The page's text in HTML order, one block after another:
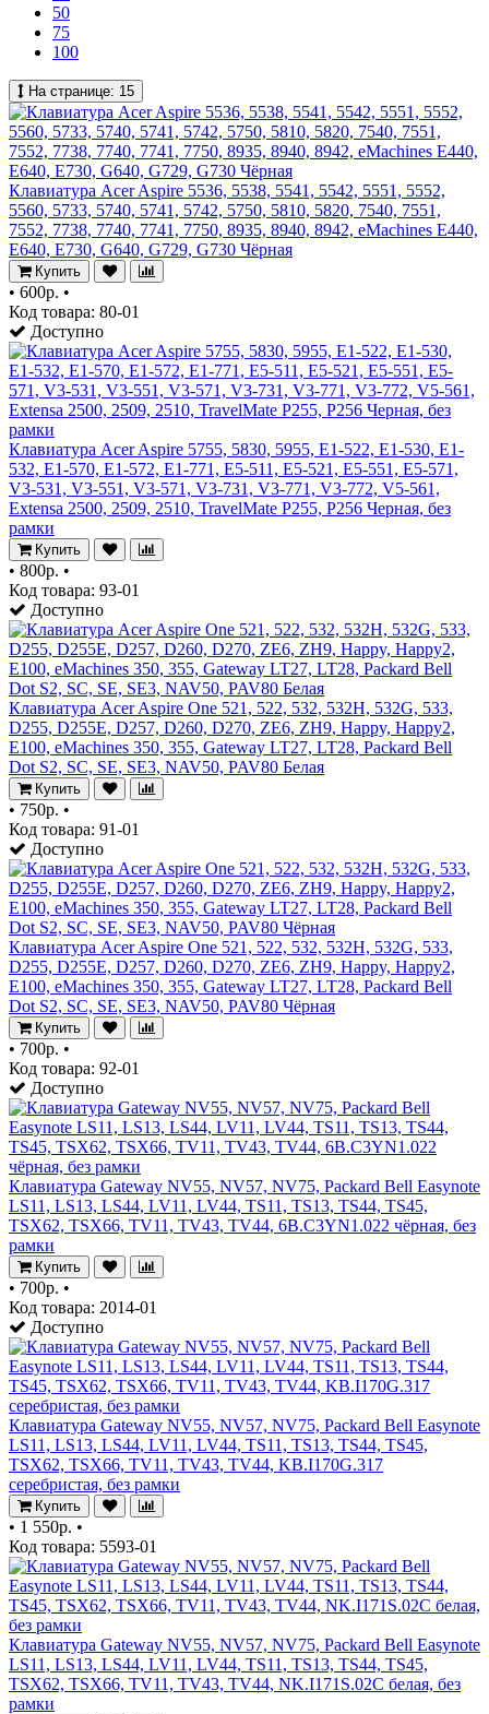
50
75
100
На странице: 15
Клавиатура Acer Aspire 5536, 5538, 5541, 5542, 5551, 5552,
5560, 5733, 5740, 5741, 5742, 5750, 5810, 5820, 7540, 7551,
7552, 7738, 7740, 7741, 7750, 8935, 8940, 8942, eMachines E440,
E640, E730, G640, G729, G730 Чёрная
Купить
• 600р. •
Код товара: 80-01
Доступно
Клавиатура Acer Aspire 5755, 5830, 5955, E1-522, E1-530, E1-
532, E1-570, E1-572, E1-771, E5-511, E5-521, E5-551, E5-571,
V3-531, V3-551, V3-571, V3-731, V3-771, V3-772, V5-561,
Extensa 2500, 2509, 2510, TravelMate P255, P256 Черная, без
рамки
Купить
• 800р. •
Код товара: 93-01
Доступно
Клавиатура Acer Aspire One 521, 522, 532, 532H, 532G, 533,
D255, D255E, D257, D260, D270, ZE6, ZH9, Happy, Happy2,
E100, eMachines 350, 355, Gateway LT27, LT28, Packard Bell
Dot S2, SC, SE, SE3, NAV50, PAV80 Белая
Купить
• 750р. •
Код товара: 91-01
Доступно
Клавиатура Acer Aspire One 521, 522, 532, 532H, 532G, 533,
D255, D255E, D257, D260, D270, ZE6, ZH9, Happy, Happy2,
E100, eMachines 350, 355, Gateway LT27, LT28, Packard Bell
Dot S2, SC, SE, SE3, NAV50, PAV80 Чёрная
Купить
• 700р. •
Код товара: 92-01
Доступно
Клавиатура Gateway NV55, NV57, NV75, Packard Bell Easynote
LS11, LS13, LS44, LV11, LV44, TS11, TS13, TS44, TS45,
TSX62, TSX66, TV11, TV43, TV44, 6B.C3YN1.022 чёрная, без
рамки
Купить
• 700р. •
Код товара: 2014-01
Доступно
Клавиатура Gateway NV55, NV57, NV75, Packard Bell Easynote
LS11, LS13, LS44, LV11, LV44, TS11, TS13, TS44, TS45,
TSX62, TSX66, TV11, TV43, TV44, KB.I170G.317
серебристая, без рамки
Купить
• 1 550р. •
Код товара: 5593-01
Клавиатура Gateway NV55, NV57, NV75, Packard Bell Easynote
LS11, LS13, LS44, LV11, LV44, TS11, TS13, TS44, TS45,
TSX62, TSX66, TV11, TV43, TV44, NK.I171S.02C белая, без
рамки